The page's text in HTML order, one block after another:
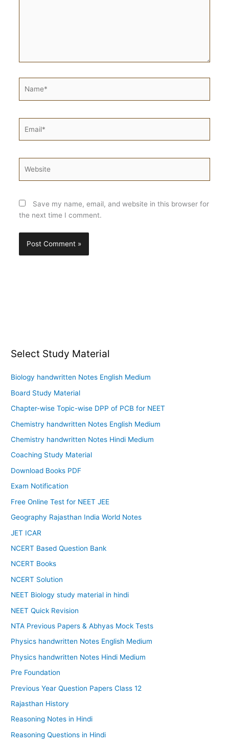
Save my name, email, and website in this browser for
the next time I comment.
Select Study Material
Biology handwritten Notes English Medium
Board Study Material
Chapter-wise Topic-wise DPP of PCB for NEET
Chemistry handwritten Notes English Medium
Chemistry handwritten Notes Hindi Medium
Coaching Study Material
Download Books PDF
Exam Notification
Free Online Test for NEET JEE
Geography Rajasthan India World Notes
JET ICAR
NCERT Based Question Bank
NCERT Books
NCERT Solution
NEET Biology study material in hindi
NEET Quick Revision
NTA Previous Papers & Abhyas Mock Tests
Physics handwritten Notes English Medium
Physics handwritten Notes Hindi Medium
Pre Foundation
Previous Year Question Papers Class 12
Rajasthan History
Reasoning Notes in Hindi
Reasoning Questions in Hindi